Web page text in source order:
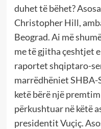
duhet të bëhet?
Christopher Hill,
Beograd. Ai më
me të gjitha çeshtjet
raportet shqiptaro-
marrëdhëniet SHBA-
ketë bërë një
përkushtuar në këtë
presidentit Vuçiç.